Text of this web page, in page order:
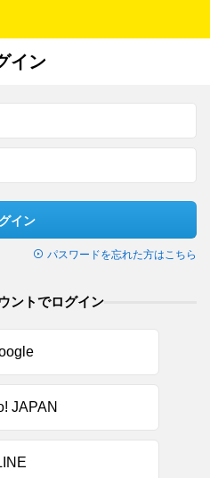
イン
イン
パスワードを忘れた方はこちら
ントでログイン
JAPAN